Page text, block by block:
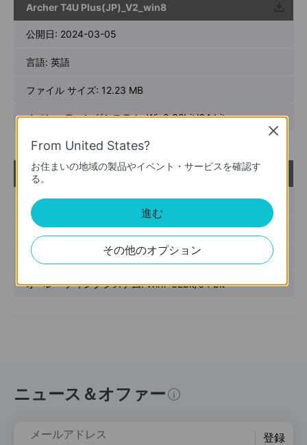
Archer T4U Plus(JP)_V2_win8
ウンロ
ード
公開日: 2024-03-05
言語: 英語
ファイル サイズ: 12.23 MB
オペレーティングシステム: Win8 32bit/64 bit
Archer T4U Plus(JP)_V2_win7
ード
公開日:2024-03-05
言語:英語
ファイル サイズ: 12.23 MB
オペレーティングシステム: Win7 32bit/64 bit
ニュース＆オファー
メールアドレス 登録
From United States?
お住まいの地域の製品やイベント・サービスを確認す
る。
進む
その他のオプション
Close